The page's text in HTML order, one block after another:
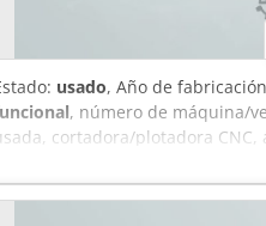
usado, Año de
, número de máquina/
cortadora/plotadora CNC,
de corte CAM multifuncional
espuma y otros
máquina usada: • 1 puente de